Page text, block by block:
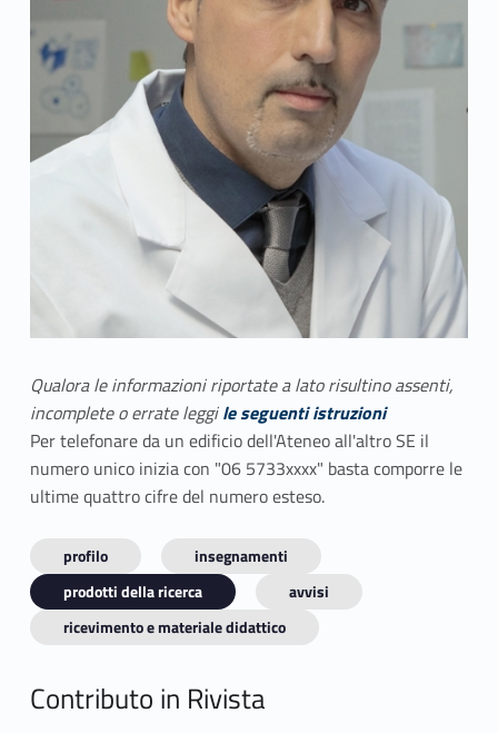
Qualora le informazioni riportate a lato risultino assenti,
incomplete o errate leggile seguenti istruzioni
Per telefonare da un edificio dell'Ateneo all'altro SE il
numero unico inizia con "06 5733xxxx" basta comporre le
ultime quattro cifre del numero esteso.
profilo
insegnamenti
prodotti della ricerca
avvisi
ricevimento e materiale didattico
Contributo in Rivista